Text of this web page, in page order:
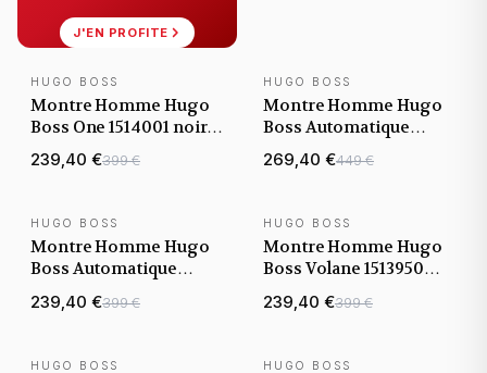
J'EN PROFITE
NOUVEAUTÉ
HUGO BOSS
Montre Homme Hugo
Boss One 1514001 noire
bracelet maillons acier
239,40 €399 €
NOUVEAUTÉ
HUGO BOSS
Montre Homme Hugo
Boss Automatique
Bossmatic 1514180
bicolore bracelet
269,40 €449 €
NOUVEAUTÉ
HUGO BOSS
Montre Homme Hugo
Boss Automatique
Principle Skeleton
1514255 noire bracelet
239,40 €399 €
NOUVEAUTÉ
HUGO BOSS
Montre Homme Hugo
Boss Volane 1513950
noire bracelet maillons
acier
239,40 €399 €
HUGO BOSS HUGO BOSS